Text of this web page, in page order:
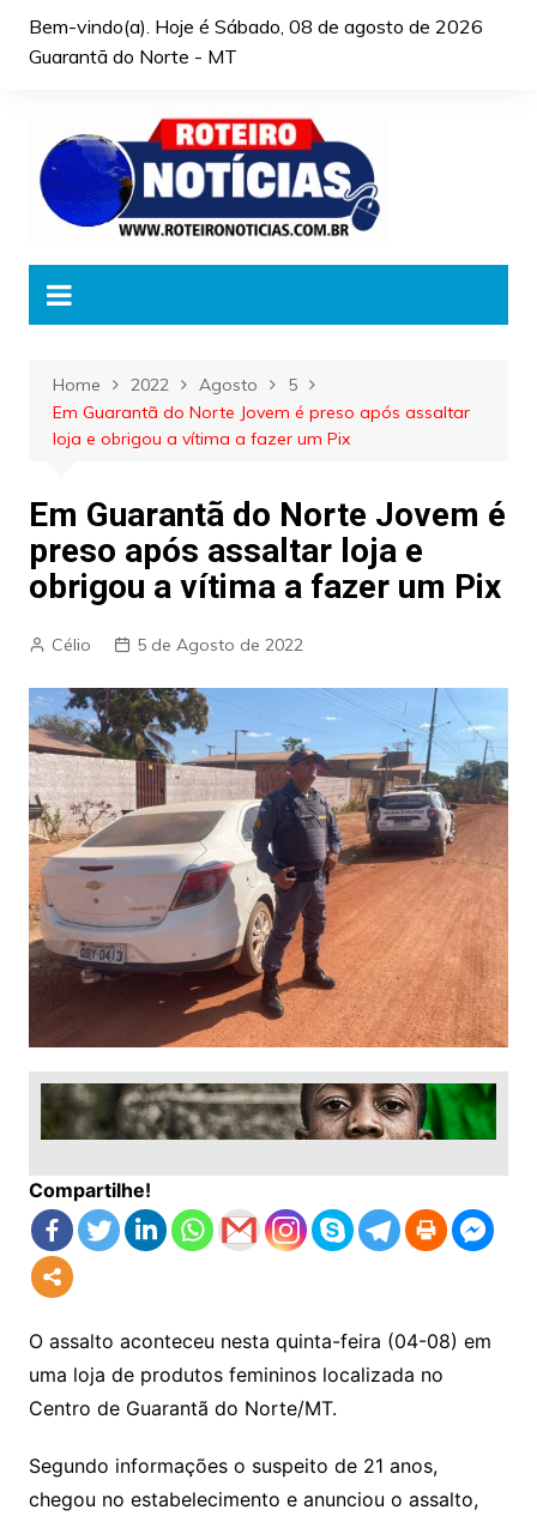
Bem-vindo(a). Hoje é Sábado, 08 de agosto de 2026
Guarantã do Norte - MT
Home 2022 Agosto
5
Em Guarantã do Norte Jovem é preso após assaltar
loja e obrigou a vítima a fazer um Pix
Em Guarantã do Norte Jovem é
preso após assaltar loja e
obrigou a vítima a fazer um Pix
Célio 5 de Agosto de 2022
Compartilhe!
O assalto aconteceu nesta quinta-feira (04-08) em
uma loja de produtos femininos localizada no
Centro de Guarantã do Norte/MT.
Segundo informações o suspeito de 21 anos,
chegou no estabelecimento e anunciou o assalto,